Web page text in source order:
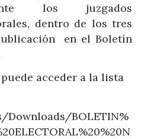
los juzgados
dentro de los tres
en el Boletín
acceder a la lista
BOLETIN%